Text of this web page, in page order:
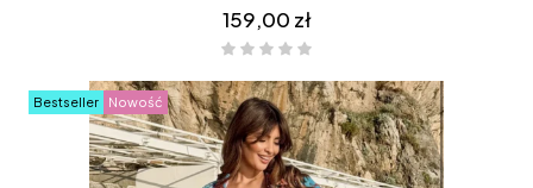
Cena
159,00 zł
Bestseller Nowość